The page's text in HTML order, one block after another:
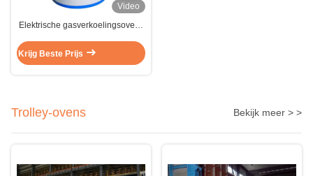
Video
Elektrische gasverkoelingsovens
Krijg Beste Prijs
Trolley-ovens Bekijk meer > >